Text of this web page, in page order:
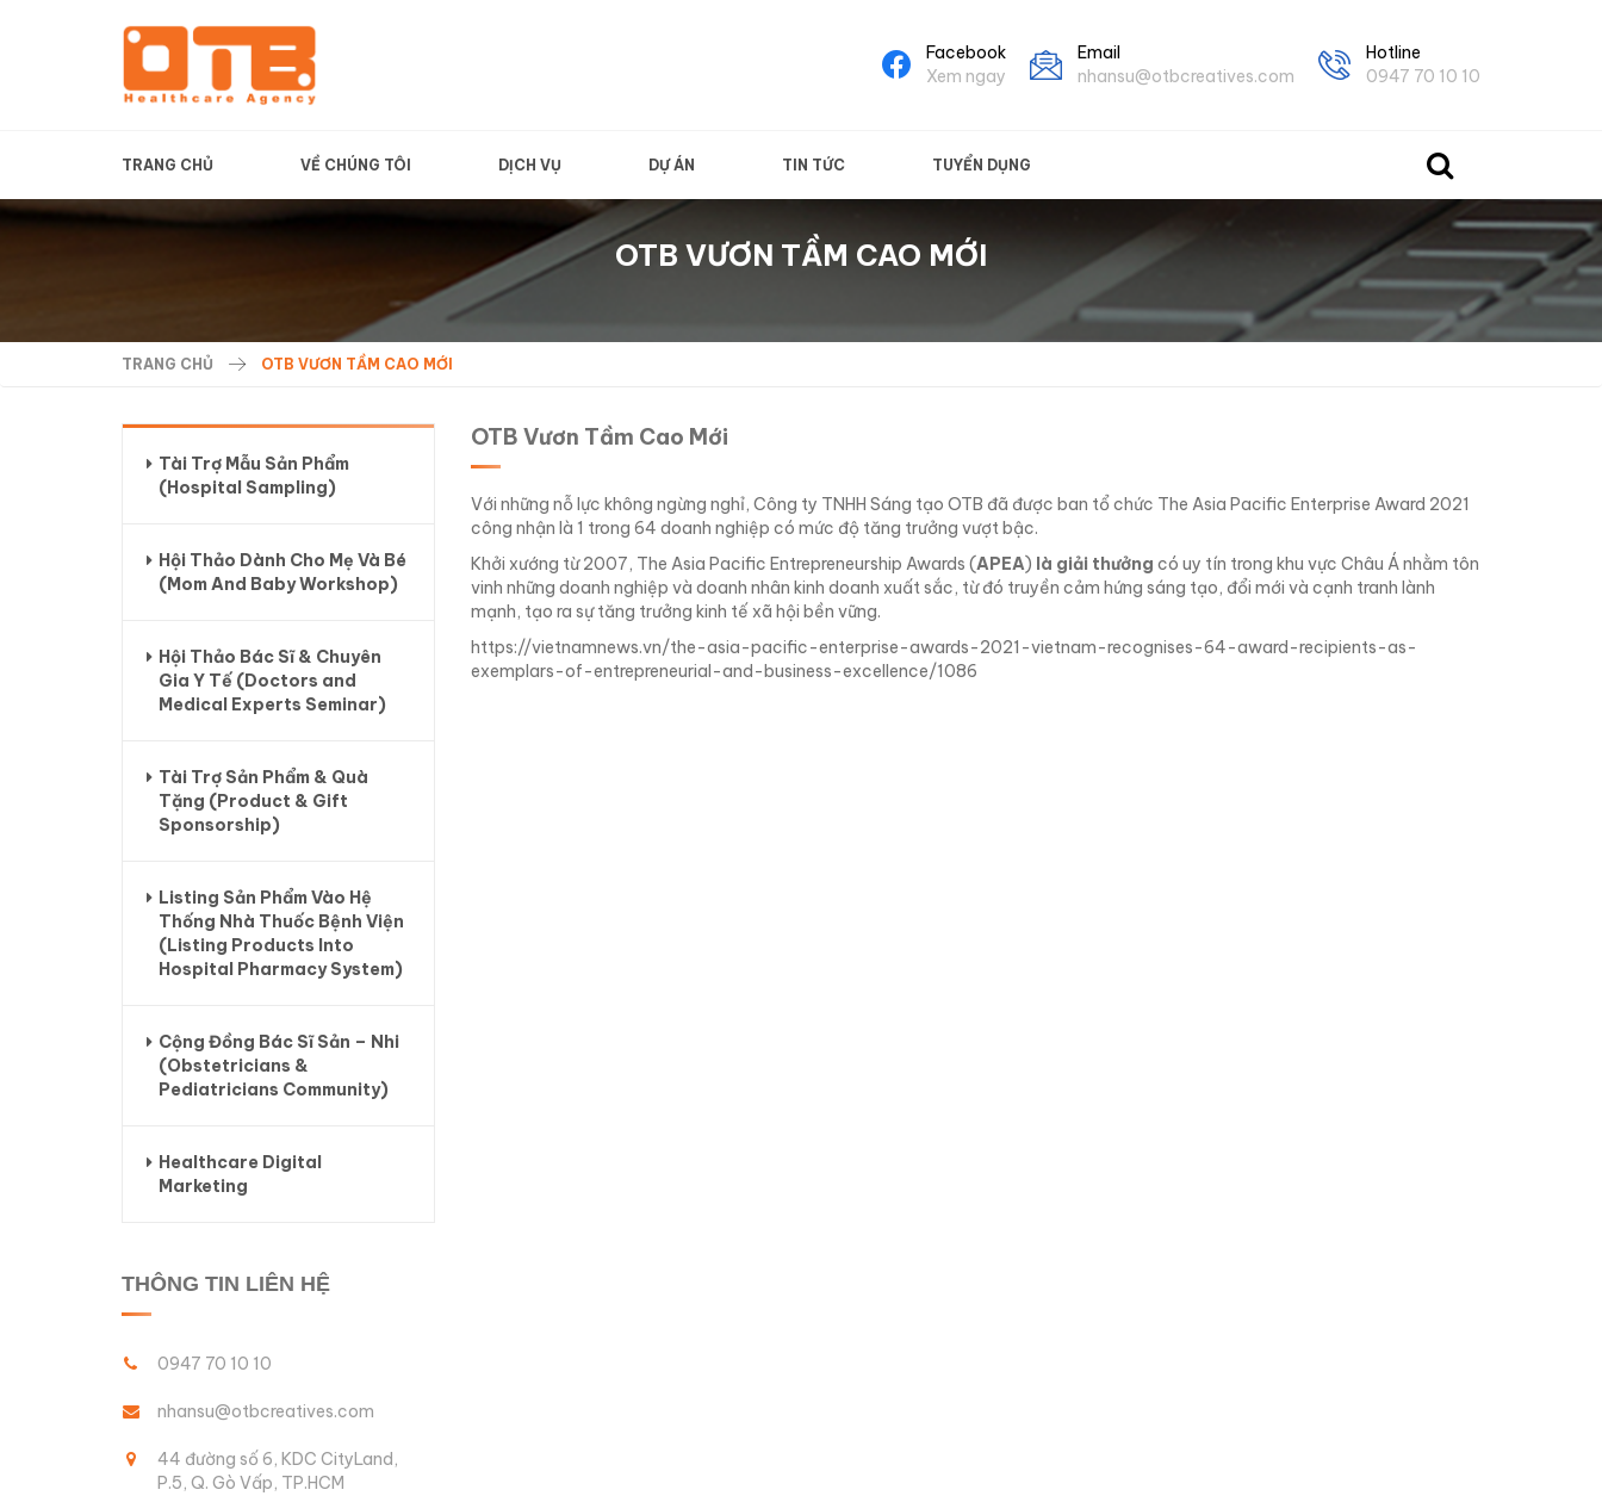
Hotline
0947 70 10 10
Email
nhansu@otbcreatives.com
Facebook
Xem ngay
TRANG CHỦ VỀ CHÚNG TÔI DỊCH VỤ DỰ ÁN TIN TỨC TUYỂN DỤNG
OTB VƯƠN TẦM CAO MỚI
TRANG CHỦ OTB VƯƠN TẦM CAO MỚI
OTB Vươn Tầm Cao Mới
Với những nỗ lực không ngừng nghỉ, Công ty TNHH Sáng tạo OTB đã được ban tổ chức The Asia Pacific Enterprise Award 2021
công nhận là 1 trong 64 doanh nghiệp có mức độ tăng trưởng vượt bậc.
Khởi xướng từ 2007, The Asia Pacific Entrepreneurship Awards (APEA) là giải thưởng có uy tín trong khu vực Châu Á nhằm tôn
vinh những doanh nghiệp và doanh nhân kinh doanh xuất sắc, từ đó truyền cảm hứng sáng tạo, đổi mới và cạnh tranh lành
mạnh, tạo ra sự tăng trưởng kinh tế xã hội bền vững.
https://vietnamnews.vn/the-asia-pacific-enterprise-awards-2021-vietnam-recognises-64-award-recipients-as-
exemplars-of-entrepreneurial-and-business-excellence/1086
Tài Trợ Mẫu Sản Phẩm
(Hospital Sampling)
Hội Thảo Dành Cho Mẹ Và Bé
(Mom And Baby Workshop)
Hội Thảo Bác Sĩ & Chuyên
Gia Y Tế (Doctors and
Medical Experts Seminar)
Tài Trợ Sản Phẩm & Quà
Tặng (Product & Gift
Sponsorship)
Listing Sản Phẩm Vào Hệ
Thống Nhà Thuốc Bệnh Viện
(Listing Products Into
Hospital Pharmacy System)
Cộng Đồng Bác Sĩ Sản – Nhi
(Obstetricians &
Pediatricians Community)
Healthcare Digital
Marketing
THÔNG TIN LIÊN HỆ
0947 70 10 10
nhansu@otbcreatives.com
44 đường số 6, KDC CityLand,
P.5, Q. Gò Vấp, TP.HCM